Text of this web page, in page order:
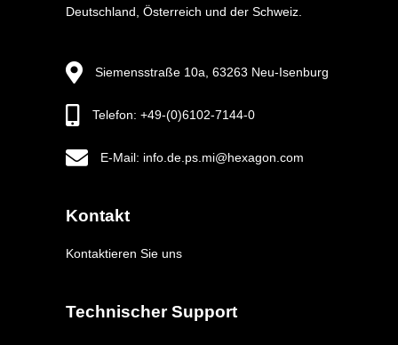
Deutschland, Österreich und der Schweiz.
Siemensstraße 10a, 63263 Neu-Isenburg
Telefon: +49-(0)6102-7144-0
E-Mail: info.de.ps.mi@hexagon.com
Kontakt
Kontaktieren Sie uns
Technischer Support